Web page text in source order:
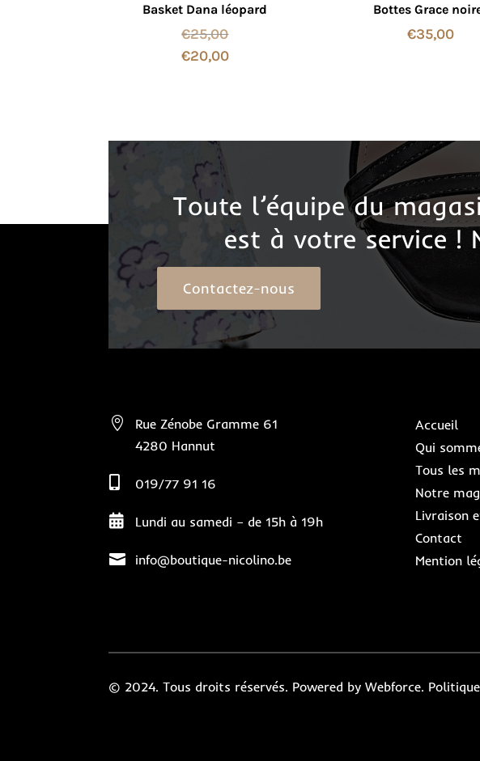
Basket Dana léopard
€25,00
€20,00
Bottes Grace
€35,00
Toute l’équipe du
est à votre service !
Contactez-nous

Rue Zénobe Gramme 61
4280 Hannut
 019/77 91 16
 Lundi au samedi – de 15h à 19h
 info@boutique-nicolino.be
Accueil
Qui
Tous les
Notre
Livraison
Contact
Mention
© 2024. Tous droits réservés. Powered by Webforce.